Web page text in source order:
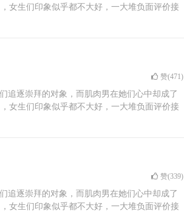
女生们印象似乎都不大好，一大堆负面评价接
赞(471)
追逐崇拜的对象，而肌肉男在她们心中却成了
女生们印象似乎都不大好，一大堆负面评价接
赞(339)
追逐崇拜的对象，而肌肉男在她们心中却成了
女生们印象似乎都不大好，一大堆负面评价接